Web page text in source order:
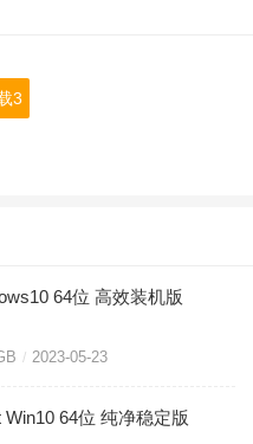
3
64位 高效装机版
2023-05-23
64位 纯净稳定版